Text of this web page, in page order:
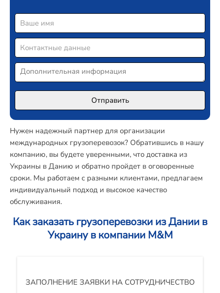
Нужен надежный партнер для организации
международных грузоперевозок? Обратившись в нашу
компанию, вы будете уверенными, что доставка из
Украины в Данию и обратно пройдет в оговоренные
сроки. Мы работаем с разными клиентами, предлагаем
индивидуальный подход и высокое качество
обслуживания.
Как заказать грузоперевозки из Дании в
Украину в компании M&M
ЗАПОЛНЕНИЕ ЗАЯВКИ НА СОТРУДНИЧЕСТВО